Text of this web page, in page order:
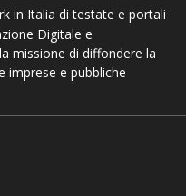
in Italia di testate e portali
Digitale e
missione di diffondere la
imprese e pubbliche